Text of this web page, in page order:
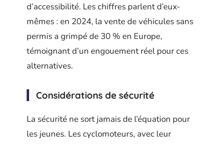
d’accessibilité. Les chiffres parlent d’eux-
mêmes : en 2024, la vente de véhicules sans
permis a grimpé de 30 % en Europe,
témoignant d’un engouement réel pour ces
alternatives.
Considérations de sécurité
La sécurité ne sort jamais de l’équation pour
les jeunes. Les cyclomoteurs, avec leur